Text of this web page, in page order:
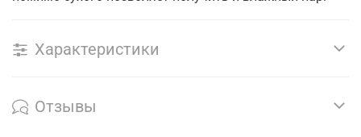
Характеристики
Отзывы